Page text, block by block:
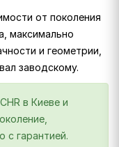
от поколения
максимально
и геометрии,
заводскому.
в Киеве и
с гарантией.